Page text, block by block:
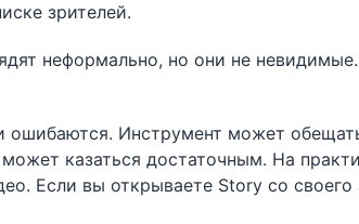
зрителей.
неформально, но они не
ошибаются. Инструмент может
казаться достаточным. На
Если вы открываете Story со своего